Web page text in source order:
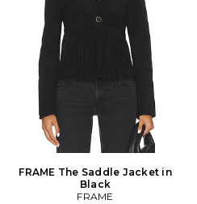
FRAME The Saddle Jacket in
Black
FRAME